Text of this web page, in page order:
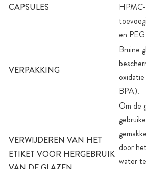
CAPSULES
en PEG
VERPAKKING
Bruine
BPA).
VERWIJDEREN VAN HET
ETIKET VOOR HERGEBRUIK
Om de
door
water